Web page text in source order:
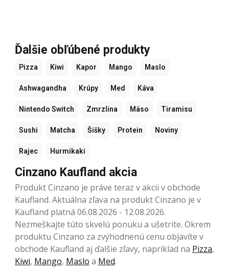
Ďalšie obľúbené produkty
Pizza Kiwi Kapor Mango Maslo
Ashwagandha Krúpy Med Káva
Nintendo Switch Zmrzlina Mäso Tiramisu
Sushi Matcha Šišky Protein Noviny
Rajec Hurmikaki
Cinzano Kaufland akcia
Produkt Cinzano je práve teraz v akcii v obchode
Kaufland. Aktuálna zľava na produkt Cinzano je v
Kaufland platná 06.08.2026 - 12.08.2026.
Nezmeškajte túto skvelú ponuku a ušetrite. Okrem
produktu Cinzano za zvýhodnenú cenu objavíte v
obchode Kaufland aj ďalšie zľavy, napríklad na Pizza,
Kiwi, Mango, Maslo a Med.